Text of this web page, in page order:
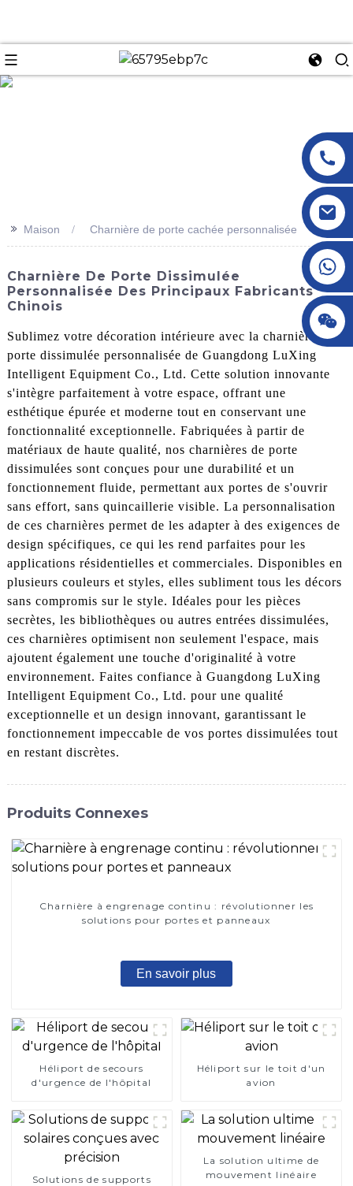
>> Maison Charnière de porte cachée personnalisée
Charnière De Porte Dissimulée
Personnalisée Des Principaux Fabricants
Chinois
Sublimez votre décoration intérieure avec la charnière de
porte dissimulée personnalisée de Guangdong LuXing
Intelligent Equipment Co., Ltd. Cette solution innovante
s'intègre parfaitement à votre espace, offrant une
esthétique épurée et moderne tout en conservant une
fonctionnalité exceptionnelle. Fabriquées à partir de
matériaux de haute qualité, nos charnières de porte
dissimulées sont conçues pour une durabilité et un
fonctionnement fluide, permettant aux portes de s'ouvrir
sans effort, sans quincaillerie visible. La personnalisation
de ces charnières permet de les adapter à des exigences de
design spécifiques, ce qui les rend parfaites pour les
applications résidentielles et commerciales. Disponibles en
plusieurs couleurs et styles, elles subliment tous les décors
sans compromis sur le style. Idéales pour les pièces
secrètes, les bibliothèques ou autres entrées dissimulées,
ces charnières optimisent non seulement l'espace, mais
ajoutent également une touche d'originalité à votre
environnement. Faites confiance à Guangdong LuXing
Intelligent Equipment Co., Ltd. pour une qualité
exceptionnelle et un design innovant, garantissant le
fonctionnement impeccable de vos portes dissimulées tout
en restant discrètes.
Produits Connexes
Charnière à engrenage continu : révolutionner les
solutions pour portes et panneaux
En savoir plus
Héliport de secours
d'urgence de l'hôpital
Héliport sur le toit d'un
avion
Solutions de supports
La solution ultime de
mouvement linéaire